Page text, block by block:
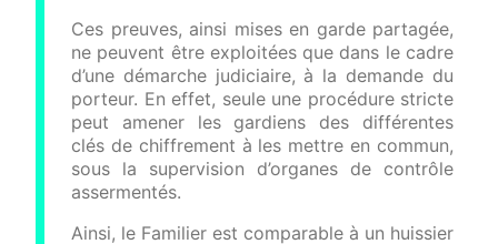
Ces preuves, ainsi mises en garde partagée,
ne peuvent être exploitées que dans le cadre
d’une démarche judiciaire, à la demande du
porteur. En effet, seule une procédure stricte
peut amener les gardiens des différentes
clés de chiffrement à les mettre en commun,
sous la supervision d’organes de contrôle
assermentés.
Ainsi, le Familier est comparable à un huissier